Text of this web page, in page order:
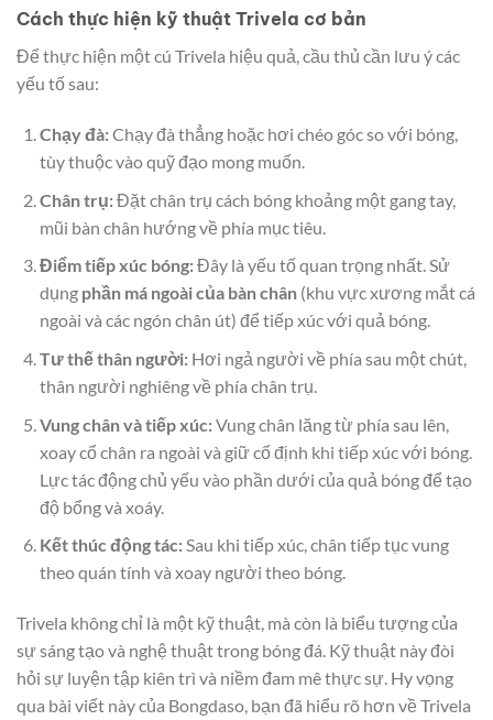
Cách thực hiện kỹ thuật Trivela cơ bản
Để thực hiện một cú Trivela hiệu quả, cầu thủ cần lưu ý các
yếu tố sau:
Chạy đà:Chạy đà thẳng hoặc hơi chéo góc so với bóng,
tùy thuộc vào quỹ đạo mong muốn.
Chân trụ:Đặt chân trụ cách bóng khoảng một gang tay,
mũi bàn chân hướng về phía mục tiêu.
Điểm tiếp xúc bóng:Đây là yếu tố quan trọng nhất. Sử
dụng phần má ngoài của bàn chân(khu vực xương mắt cá
ngoài và các ngón chân út) để tiếp xúc với quả bóng.
Tư thế thân người:Hơi ngả người về phía sau một chút,
thân người nghiêng về phía chân trụ.
Vung chân và tiếp xúc:Vung chân lăng từ phía sau lên,
xoay cổ chân ra ngoài và giữ cố định khi tiếp xúc với bóng.
Lực tác động chủ yếu vào phần dưới của quả bóng để tạo
độ bổng và xoáy.
Kết thúc động tác:Sau khi tiếp xúc, chân tiếp tục vung
theo quán tính và xoay người theo bóng.
Trivela không chỉ là một kỹ thuật, mà còn là biểu tượng của
sự sáng tạo và nghệ thuật trong bóng đá. Kỹ thuật này đòi
hỏi sự luyện tập kiên trì và niềm đam mê thực sự. Hy vọng
qua bài viết này của Bongdaso, bạn đã hiểu rõ hơn về Trivela